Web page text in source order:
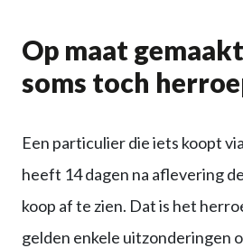
Op maat
soms toch
Een particulier die iets koopt
heeft 14 dagen na aflevering
koop af te zien. Dat is het
gelden enkele uitzonderingen